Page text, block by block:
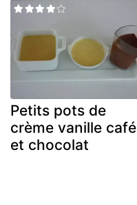
Petits pots de
crème vanille café
et chocolat